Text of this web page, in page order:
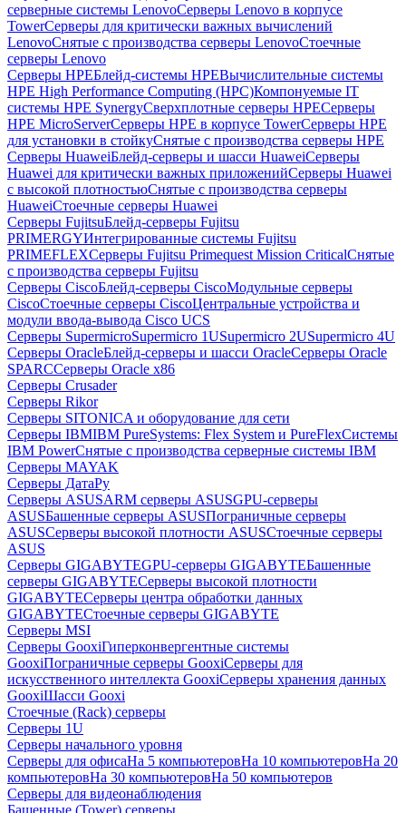
серверные системы LenovoСерверы Lenovo в корпусе
TowerСерверы для критически важных вычислений
LenovoСнятые с производства серверы LenovoСтоечные
серверы Lenovo
Серверы HPEБлейд-системы HPEВычислительные системы
HPE High Performance Computing (HPC)Компонуемые IT
системы HPE SynergyСверхплотные серверы HPEСерверы
HPE MicroServerСерверы HPE в корпусе TowerСерверы HPE
для установки в стойкуСнятые с производства серверы HPE
Серверы HuaweiБлейд-серверы и шасси HuaweiСерверы
Huawei для критически важных приложенийСерверы Huawei
с высокой плотностьюСнятые с производства серверы
HuaweiСтоечные серверы Huawei
Серверы FujitsuБлейд-серверы Fujitsu
PRIMERGYИнтегрированные системы Fujitsu
PRIMEFLEXСерверы Fujitsu Primequest Mission CriticalСнятые
с производства серверы Fujitsu
Серверы CiscoБлейд-серверы CiscoМодульные серверы
CiscoСтоечные серверы CiscoЦентральные устройства и
модули ввода-вывода Cisco UCS
Серверы SupermicroSupermicro 1USupermicro 2USupermicro 4U
Серверы OracleБлейд-серверы и шасси OracleСерверы Oracle
SPARCСерверы Oracle x86
Серверы Crusader
Серверы Rikor
Серверы SITONICA и оборудование для сети
Серверы IBMIBM PureSystems: Flex System и PureFlexСистемы
IBM PowerСнятые с производства серверные системы IBM
Серверы MAYAK
Серверы ДатаРу
Серверы ASUSARM серверы ASUSGPU-серверы
ASUSБашенные серверы ASUSПограничные серверы
ASUSСерверы высокой плотности ASUSСтоечные серверы
ASUS
Серверы GIGABYTEGPU-серверы GIGABYTEБашенные
серверы GIGABYTEСерверы высокой плотности
GIGABYTEСерверы центра обработки данных
GIGABYTEСтоечные серверы GIGABYTE
Серверы MSI
Серверы GooxiГиперконвергентные системы
GooxiПограничные серверы GooxiСерверы для
искусственного интеллекта GooxiСерверы хранения данных
GooxiШасси Gooxi
Стоечные (Rack) серверы
Серверы 1U
Серверы начального уровня
Серверы для офисаНа 5 компьютеровНа 10 компьютеровНа 20
компьютеровНа 30 компьютеровНа 50 компьютеров
Серверы для видеонаблюдения
Башенные (Tower) серверы